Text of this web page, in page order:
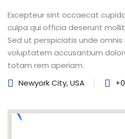
Excepteur sint occaecat
culpa qui officia deserunt
Sed ut perspiciatis unde
voluptatem accusantium
totam rem aperiam.
Newyork City, USA